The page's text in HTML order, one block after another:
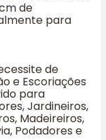
de
para
de
e Escoriações
para
Jardineiros,
Madeireiros,
Podadores e